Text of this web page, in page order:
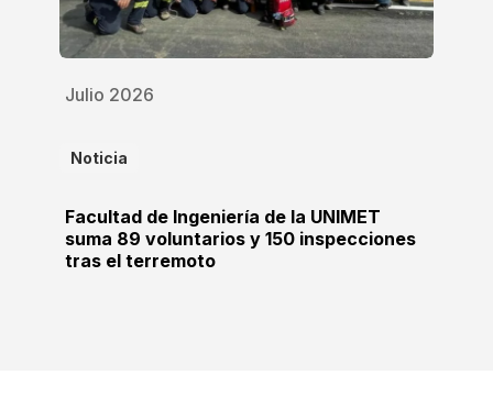
Julio 2026
Noticia
Facultad de Ingeniería de la UNIMET
suma 89 voluntarios y 150 inspecciones
tras el terremoto